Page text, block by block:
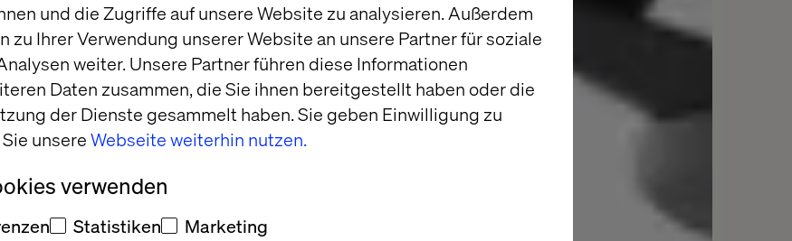
und die Zugriffe auf unsere Website zu analysieren. Außerdem
zu Ihrer Verwendung unserer Website an unsere Partner für soziale
weiter. Unsere Partner führen diese Informationen
Daten zusammen, die Sie ihnen bereitgestellt haben oder die
der Dienste gesammelt haben. Sie geben Einwilligung zu
unsereWebseite weiterhin nutzen.
verwenden
Statistiken Marketing
AG
Trucks